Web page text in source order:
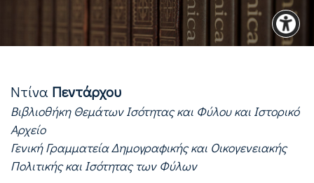
Ντίνα Πεντάρχου
Βιβλιοθήκη Θεμάτων Ισότητας και Φύλου και Ιστορικό
Αρχείο
Γενική Γραμματεία Δημογραφικής και Οικογενειακής
Πολιτικής και Ισότητας των Φύλων